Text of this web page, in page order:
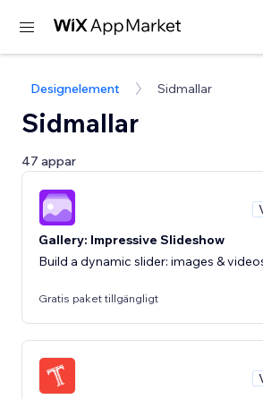
Designelement Sidmallar
Sidmallar
47 appar
Gallery: Impressive Slideshow
Build a dynamic slider: images &
Gratis paket tillgängligt